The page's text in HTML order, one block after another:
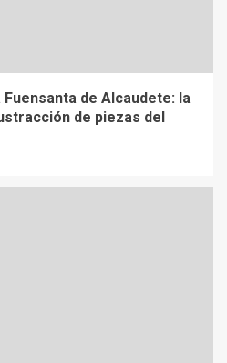
de Alcaudete: la
de piezas del